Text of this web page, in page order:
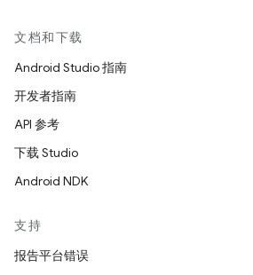
文档和下载
Android Studio 指南
开发者指南
API 参考
下载 Studio
Android NDK
支持
报告平台错误